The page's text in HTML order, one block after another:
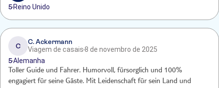
5 Reino Unido
C
C. Ackermann
Viagem de casais 8 de novembro de 2025
5Alemanha
Toller Guide und Fahrer. Humorvoll, fürsorglich und 100%
engagiert für seine Gäste. Mit Leidenschaft für sein Land und